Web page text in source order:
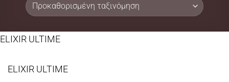
ELIXIR ULTIME
ELIXIR ULTIME